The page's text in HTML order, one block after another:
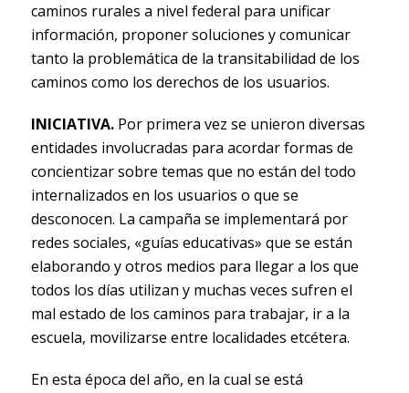
caminos rurales a nivel federal para unificar
información, proponer soluciones y comunicar
tanto la problemática de la transitabilidad de los
caminos como los derechos de los usuarios.
INICIATIVA.Por primera vez se unieron diversas
entidades involucradas para acordar formas de
concientizar sobre temas que no están del todo
internalizados en los usuarios o que se
desconocen. La campaña se implementará por
redes sociales, «guías educativas» que se están
elaborando y otros medios para llegar a los que
todos los días utilizan y muchas veces sufren el
mal estado de los caminos para trabajar, ir a la
escuela, movilizarse entre localidades etcétera.
En esta época del año, en la cual se está